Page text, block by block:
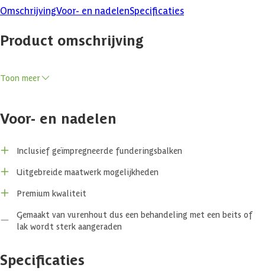
OmschrijvingVoor- en nadelenSpecificaties
Product omschrijving
mede door de beglazing met veel lichtinval heeft dit tuinhuisje een
tuinhuisje zichzelf dus ook perfect als een gezellige lounge waar u
samen met vrienden en familie kunt ontspannen. Door de
transparantie van de ramen en de schuifdeuren, die in zijn geheel
kouder en/of slechter weer kunt u dit volledig zelf controleren.
Zo is de Azalp blokhut Equis multi-inzetbaar met hoge kwaliteit van
kwasten ervoor dat de constructie van planken een extra stevig
Toon meer
Voor- en nadelen
Inclusief geïmpregneerde funderingsbalken
Uitgebreide maatwerk mogelijkheden
Premium kwaliteit
Gemaakt van vurenhout dus een behandeling met een beits of
lak wordt sterk aangeraden
Specificaties